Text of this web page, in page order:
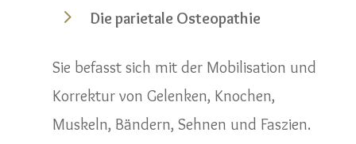
5 Die parietale Osteopathie
Sie befasst sich mit der Mobilisation und
Korrektur von Gelenken, Knochen,
Muskeln, Bändern, Sehnen und Faszien.